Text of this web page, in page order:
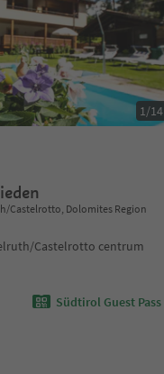
1/14
Castelrotto, Dolomites Region
Castelrotto centrum
Südtirol Guest Pass